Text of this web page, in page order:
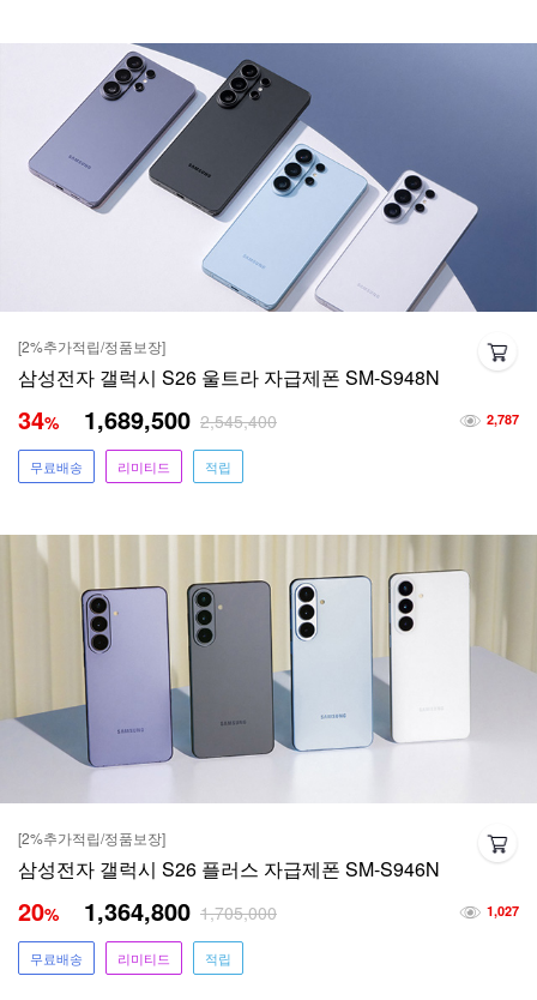
[2%추가적립/정품보장]
삼성전자 갤럭시 S26 울트라 자급제폰 SM-S948N
2,787
34% 1,689,500 2,545,400
무료배송 리미티드 적립
[2%추가적립/정품보장]
삼성전자 갤럭시 S26 플러스 자급제폰 SM-S946N
1,027
20% 1,364,800 1,705,000
무료배송 리미티드 적립